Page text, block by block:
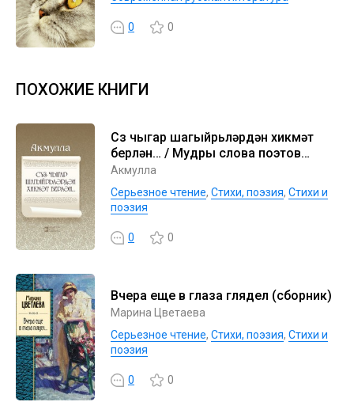
0 0
ПОХОЖИЕ КНИГИ
Сүз чыгар шагыйрьләрдән хикмәт
берлән… / Мудры слова поэтов…
Акмулла
Серьезное чтение, Cтихи, поэзия, Стихи и
поэзия
0 0
Вчера еще в глаза глядел (сборник)
Марина Цветаева
Серьезное чтение, Cтихи, поэзия, Стихи и
поэзия
0 0